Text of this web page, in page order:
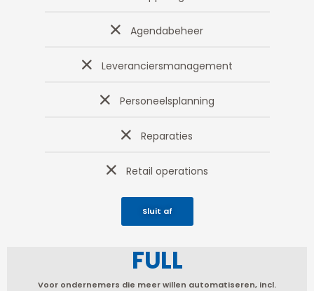
Agendabeheer
Leveranciersmanagement
Personeelsplanning
Reparaties
Retail operations
Sluit af
FULL
Voor ondernemers die meer willen automatiseren, incl.